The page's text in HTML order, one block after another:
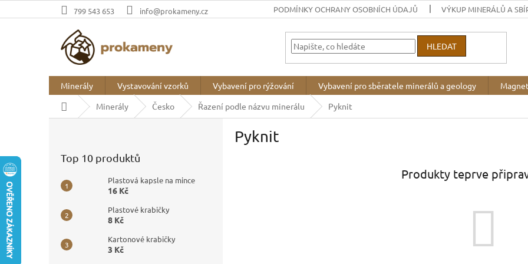
na
799 543 653 info@prokameny.cz PODMÍNKY OCHRANY OSOBNÍCH ÚDAJŮ VÝKUP MINERÁLŮ A
HLEDAT
Minerály Vystavování vzorků Vybavení pro rýžování Vybavení pro sběratele minerálů a geology
Domů
Minerály Česko Řazení podle názvu minerálu Pyknit
Top 10 produktů
Plastová kapsle na mince
16 Kč
Plastové krabičky
8 Kč
Kartonové krabičky
3 Kč
Pyknit
Produkty teprve